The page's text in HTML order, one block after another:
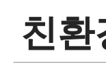
친환